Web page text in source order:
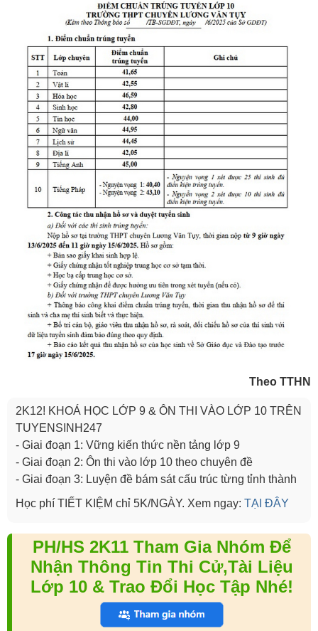
Theo TTHN
2K12! KHOÁ HỌC LỚP 9 & ÔN THI VÀO LỚP 10 TRÊN
TUYENSINH247
- Giai đoạn 1: Vững kiến thức nền tảng lớp 9
- Giai đoạn 2: Ôn thi vào lớp 10 theo chuyên đề
- Giai đoạn 3: Luyện đề bám sát cấu trúc từng tỉnh thành
Học phí TIẾT KIỆM chỉ 5K/NGÀY. Xem ngay: TẠI ĐÂY
PH/HS 2K11 Tham Gia Nhóm Để
Nhận Thông Tin Thi Cử,Tài Liệu
Lớp 10 & Trao Đổi Học Tập Nhé!